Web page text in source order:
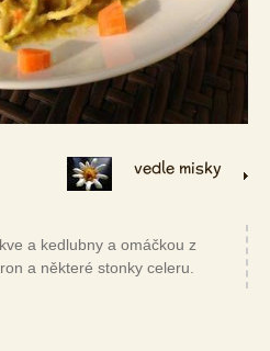
vedle misky
a kedlubny a omáčkou z
a některé stonky celeru.